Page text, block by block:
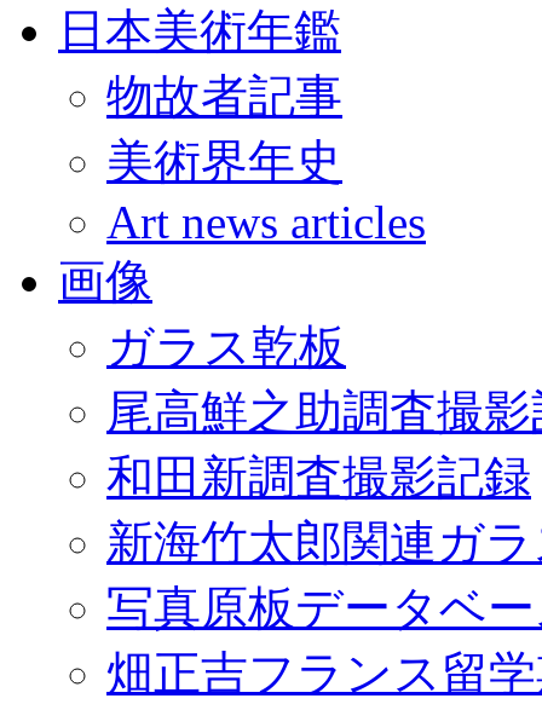
日本美術年鑑
物故者記事
美術界年史
Art news articles
画像
ガラス乾板
尾高鮮之助調査撮
和田新調査撮影記録
新海竹太郎関連ガ
写真原板データベ
畑正吉フランス留